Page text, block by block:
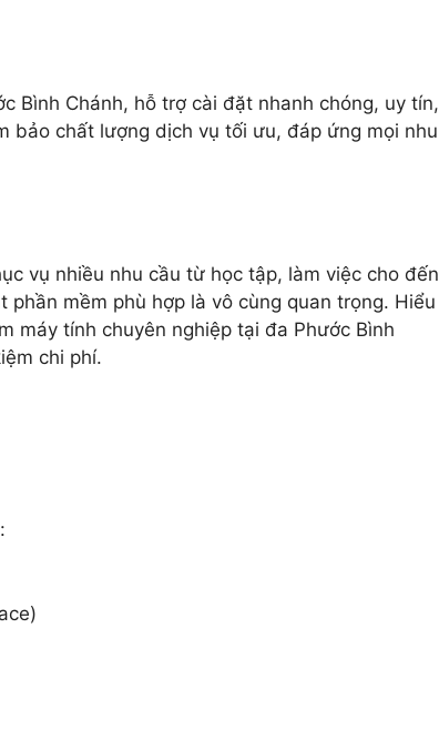
Bình Chánh, hỗ trợ cài đặt nhanh chóng, uy tín,
bảo chất lượng dịch vụ tối ưu, đáp ứng mọi nhu
vụ nhiều nhu cầu từ học tập, làm việc cho đến
mềm phù hợp là vô cùng quan trọng. Hiểu
máy tính chuyên nghiệp tại đa Phước Bình
chi phí.